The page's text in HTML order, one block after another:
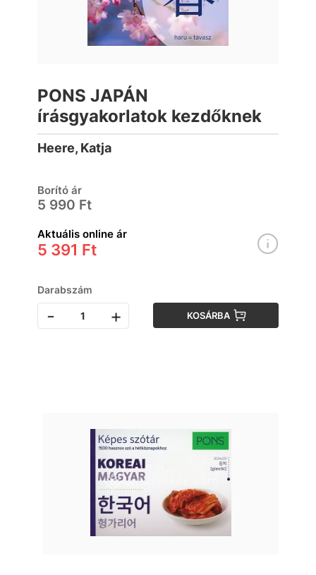
PONS JAPÁN
írásgyakorlatok kezdőknek
Heere, Katja
Borító ár
5 990 Ft
Aktuális online ár
5 391 Ft
Darabszám
- + KOSÁRBA